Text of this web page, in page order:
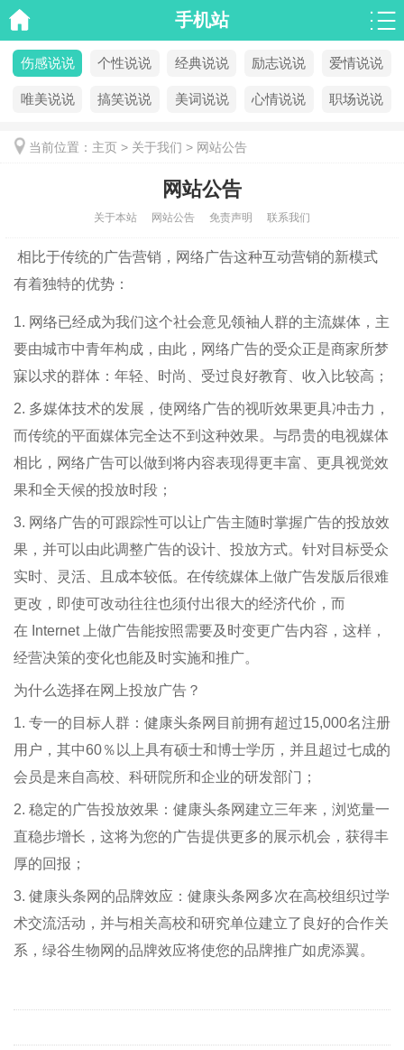
手机站
伤感说说 个性说说 经典说说 励志说说 爱情说说
唯美说说 搞笑说说 美词说说 心情说说 职场说说
当前位置： 主页 > 关于我们 > 网站公告
网站公告
关于本站 网站公告 免责声明 联系我们
相比于传统的广告营销，网络广告这种互动营销的新模式
有着独特的优势：
1. 网络已经成为我们这个社会意见领袖人群的主流媒体，主
要由城市中青年构成，由此，网络广告的受众正是商家所梦
寐以求的群体：年轻、时尚、受过良好教育、收入比较高；
2. 多媒体技术的发展，使网络广告的视听效果更具冲击力，
而传统的平面媒体完全达不到这种效果。与昂贵的电视媒体
相比，网络广告可以做到将内容表现得更丰富、更具视觉效
果和全天候的投放时段；
3. 网络广告的可跟踪性可以让广告主随时掌握广告的投放效
果，并可以由此调整广告的设计、投放方式。针对目标受众
实时、灵活、且成本较低。在传统媒体上做广告发版后很难
更改，即使可改动往往也须付出很大的经济代价，而
在 Internet 上做广告能按照需要及时变更广告内容，这样，
经营决策的变化也能及时实施和推广。
为什么选择在网上投放广告？
1. 专一的目标人群：健康头条网目前拥有超过15,000名注册
用户，其中60％以上具有硕士和博士学历，并且超过七成的
会员是来自高校、科研院所和企业的研发部门；
2. 稳定的广告投放效果：健康头条网建立三年来，浏览量一
直稳步增长，这将为您的广告提供更多的展示机会，获得丰
厚的回报；
3. 健康头条网的品牌效应：健康头条网多次在高校组织过学
术交流活动，并与相关高校和研究单位建立了良好的合作关
系，绿谷生物网的品牌效应将使您的品牌推广如虎添翼。